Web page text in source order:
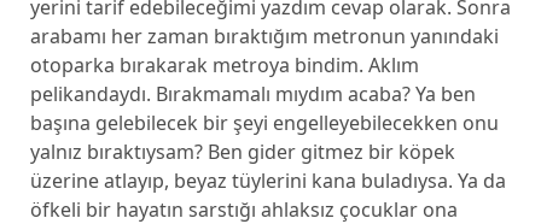
yerini tarif edebileceğimi yazdım cevap olarak. Sonra
arabamı her zaman bıraktığım metronun yanındaki
otoparka bırakarak metroya bindim. Aklım
pelikandaydı. Bırakmamalı mıydım acaba? Ya ben
başına gelebilecek bir şeyi engelleyebilecekken onu
yalnız bıraktıysam? Ben gider gitmez bir köpek
üzerine atlayıp, beyaz tüylerini kana buladıysa. Ya da
öfkeli bir hayatın sarstığı ahlaksız çocuklar ona